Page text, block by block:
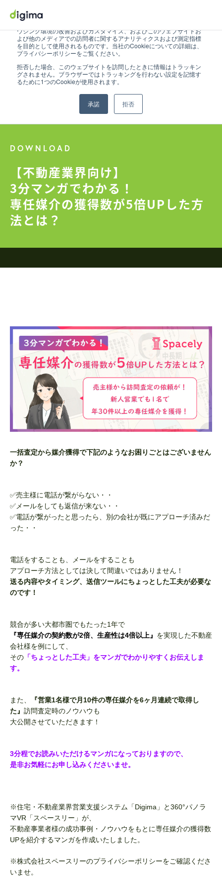
す。このCookieは、ウェブサイトの利用に関する情報を収集するため
に使用され、これによって利用者を記憶できます。この情報は、ブラ
ウジング環境の改善およびカスタマイズ、およびこのウェブサイトお
よび他のメディアでの訪問者に関するアナリティクスおよび測定指標
を目的として使用されるものです。当社のCookieについての詳細は、
プライバシーポリシーをご覧ください。
拒否した場合、このウェブサイトを訪問したときに情報はトラッキン
グされません。ブラウザーではトラッキングを行わない設定を記憶す
るために1つのCookieが使用されます。
承諾 拒否
DOWNLOAD
【不動産業界向け】
3分マンガでわかる！
専任媒介の獲得数が5倍UPした方
法とは？
一括査定から媒介獲得で下記のようなお困りごとはございません
か？
✅売主様に電話が繋がらない・・
✅メールをしても返信が来ない・・
✅電話が繋がったと思ったら、別の会社が既にアプローチ済みだ
った・・
電話をすることも、メールをすることも
アプローチ方法としては決して間違いではありません！
送る内容やタイミング、送信ツールにちょっとした工夫が必要な
のです！
競合が多い大都市圏でもたった1年で
『専任媒介の契約数が2倍、生産性は4倍以上』 を実現した不動産
会社様を例にして、
その 「ちょっとした工夫」をマンガでわかりやすくお伝えしま
す。
また、
『営業1名様で月10件の専任媒介を6ヶ月連続で取得し
た』 訪問査定時のノウハウも
大公開させていただきます！
3分程でお読みいただけるマンガになっておりますので、
是非お気軽にお申し込みくださいませ。
※住宅・不動産業界営業支援システム「Digima」と360°パノラ
マVR「スペースリー」が、
不動産事業者様の成功事例・ノウハウをもとに専任媒介の獲得数
UPを紹介するマンガを作成いたしました。
※株式会社スペースリーのプライバシーポリシーをご確認くださ
いませ。